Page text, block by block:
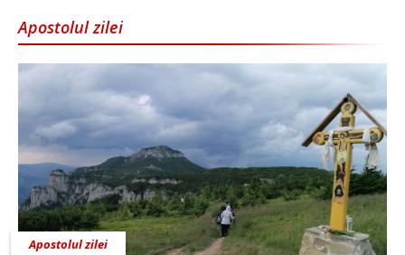
Apostolul zilei
Apostolul zilei